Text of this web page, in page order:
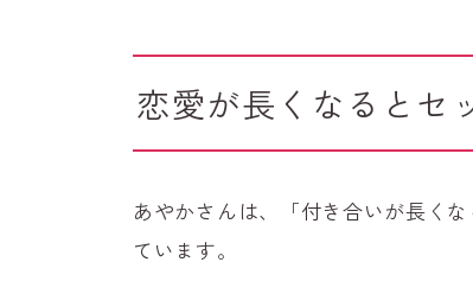
恋愛が長くなるとセ
あやかさんは、「付き合いが長く
ています。